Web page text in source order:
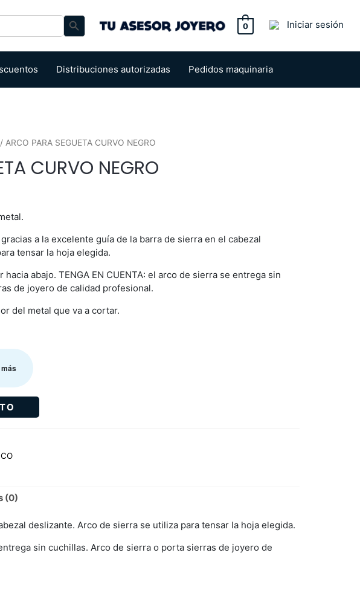
Iniciar sesión
Search Button
Distribuciones autorizadas Pedidos maquinaria
0
ARCO PARA SEGUETA CURVO NEGRO
CURVO NEGRO
a la excelente guía de la barra de sierra en el cabezal
tensar la hoja elegida.
abajo. TENGA EN CUENTA: el arco de sierra se entrega sin
de joyero de calidad profesional.
del metal que va a cortar.
(0)
deslizante. Arco de sierra se utiliza para tensar la hoja elegida.
sin cuchillas. Arco de sierra o porta sierras de joyero de